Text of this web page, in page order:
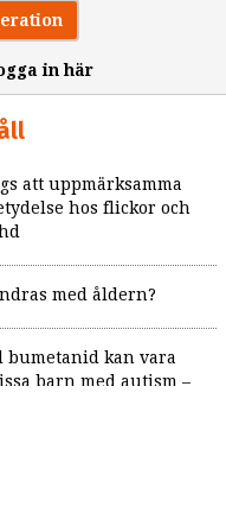
in här
att uppmärksamma
hos flickor och
med åldern?
bumetanid kan vara
barn med autism –